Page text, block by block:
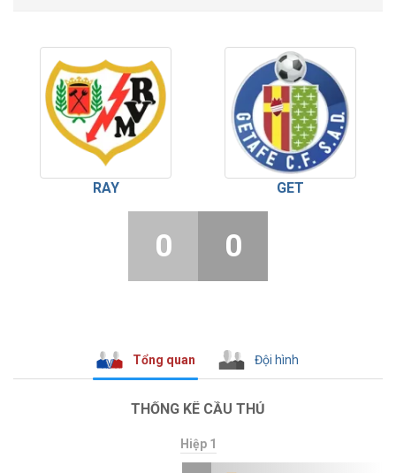
RAY GET
0 0
Tổng quan Đội hình
THỐNG KÊ CẦU THỦ
Hiệp 1